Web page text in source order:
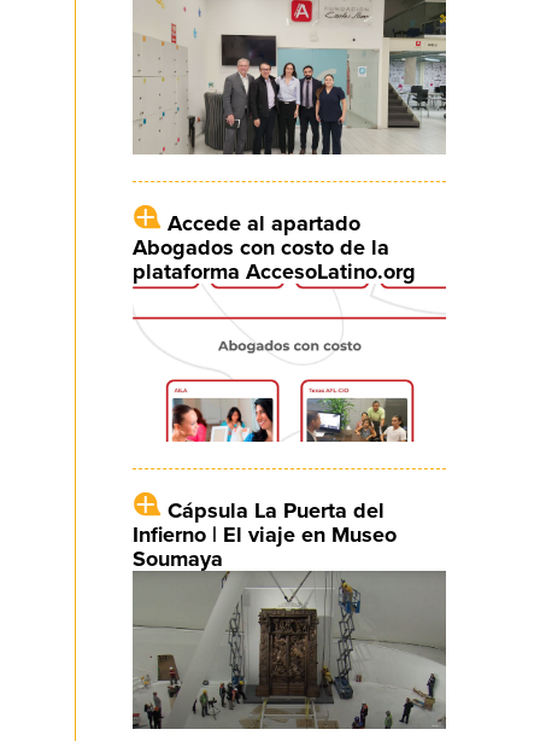
Accede al apartado
Abogados con costo de la
plataforma AccesoLatino.org
Cápsula La Puerta del
Infierno | El viaje en Museo
Soumaya